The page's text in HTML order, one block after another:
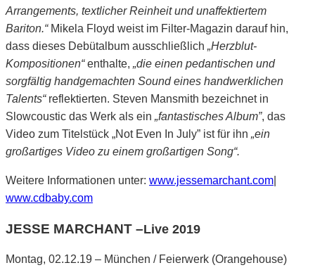
Arrangements, textlicher Reinheit und unaffektiertem
Bariton.“Mikela Floyd weist im Filter-Magazin darauf hin,
dass dieses Debütalbum ausschließlich „Herzblut-
Kompositionen“enthalte, „die einen pedantischen und
sorgfältig handgemachten Sound eines handwerklichen
Talents“reflektierten. Steven Mansmith bezeichnet in
Slowcoustic das Werk als ein „fantastisches Album”, das
Video zum Titelstück „Not Even In July” ist für ihn „ein
großartiges Video zu einem großartigen Song“.
Weitere Informationen unter: www.jessemarchant.com
www.cdbaby.com
JESSE MARCHANT –Live 2019
Montag, 02.12.19 – München / Feierwerk (Orangehouse)